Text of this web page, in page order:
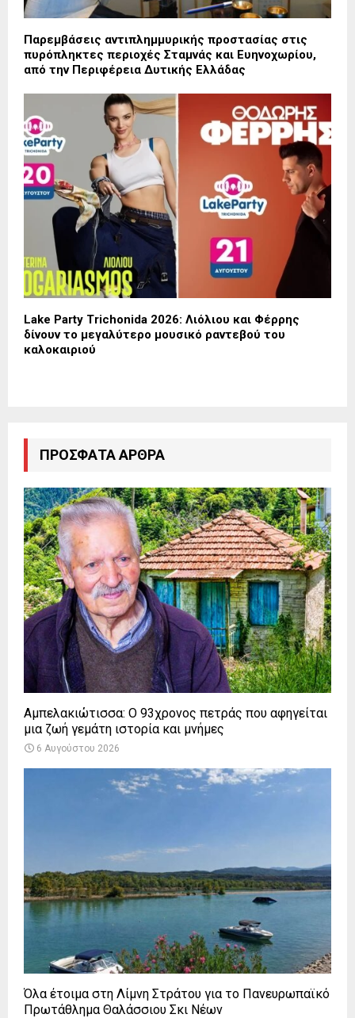
Παρεμβάσεις αντιπλημμυρικής προστασίας στις
πυρόπληκτες περιοχές Σταμνάς και Ευηνοχωρίου,
από την Περιφέρεια Δυτικής Ελλάδας
Lake Party Trichonida 2026: Λιόλιου και Φέρρης
δίνουν το μεγαλύτερο μουσικό ραντεβού του
καλοκαιριού
ΠΡΌΣΦΑΤΑ ΆΡΘΡΑ
Αμπελακιώτισσα: Ο 93χρονος πετράς που αφηγείται
μια ζωή γεμάτη ιστορία και μνήμες
6 Αυγούστου 2026
Όλα έτοιμα στη Λίμνη Στράτου για το Πανευρωπαϊκό
Πρωτάθλημα Θαλάσσιου Σκι Νέων